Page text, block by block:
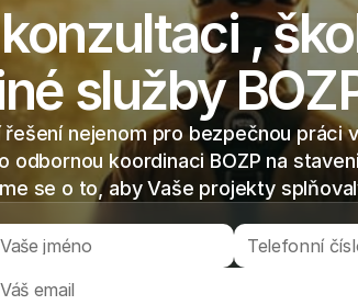
,
služby
nejenom pro bezpečnou práci
odbornou koordinaci BOZP na
se o to, aby Vaše projekty